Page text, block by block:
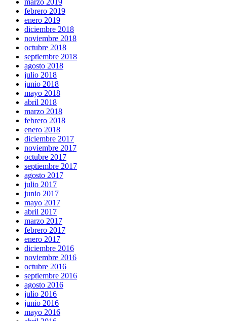
marzo 2019
febrero 2019
enero 2019
diciembre 2018
noviembre 2018
octubre 2018
septiembre 2018
agosto 2018
julio 2018
junio 2018
mayo 2018
abril 2018
marzo 2018
febrero 2018
enero 2018
diciembre 2017
noviembre 2017
octubre 2017
septiembre 2017
agosto 2017
julio 2017
junio 2017
mayo 2017
abril 2017
marzo 2017
febrero 2017
enero 2017
diciembre 2016
noviembre 2016
octubre 2016
septiembre 2016
agosto 2016
julio 2016
junio 2016
mayo 2016